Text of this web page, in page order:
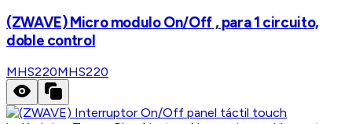
(ZWAVE) Micro modulo On/Off , para 1 circuito,
doble control
MHS220MHS220